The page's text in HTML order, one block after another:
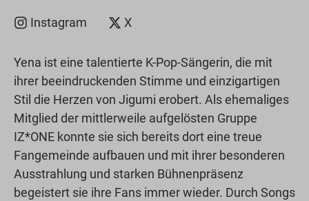
Instagram X
Yena ist eine talentierte K-Pop-Sängerin, die mit
ihrer beeindruckenden Stimme und einzigartigen
Stil die Herzen von Jigumi erobert. Als ehemaliges
Mitglied der mittlerweile aufgelösten Gruppe
IZ*ONE konnte sie sich bereits dort eine treue
Fangemeinde aufbauen und mit ihrer besonderen
Ausstrahlung und starken Bühnenpräsenz
begeistert sie ihre Fans immer wieder. Durch Songs